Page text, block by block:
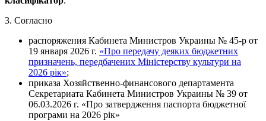
3. Согласно
распоряжения Кабинета Министров Украины № 45-р от
19 января 2026 г. «Про передачу деяких бюджетних
призначень, передбачених Міністерству культури на
2026 рік»;
приказа Хозяйственно-финансового департамента
Секретариата Кабинета Министров Украины № 39 от
06.03.2026 г. «Про затвердження паспорта бюджетної
програми на 2026 рік»